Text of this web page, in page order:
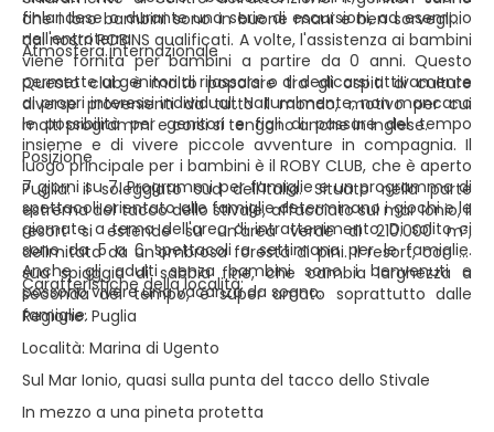
finlandese o durante una serie di escursioni, ad esempio
nell'entroterra.
che i loro bambini sono in buone mani e ben sorvegliati
dai nostri ROBINS qualificati. A volte, l'assistenza ai bambini
viene fornita per bambini a partire da 0 anni. Questo
permette ai genitori di rilassarsi o di dedicarsi attivamente
ai propri interessi individuali. Naturalmente, non mancano
le possibilità per genitori e figli di passare del tempo
insieme e di vivere piccole avventure in compagnia. Il
luogo principale per i bambini è il ROBY CLUB, che è aperto
7 giorni su 7. Programmi per famiglie e un programma di
spettacoli orientato alle famiglie determinano i giochi e le
giornate a tema dell'area di intrattenimento. Di solito ci
sono da 5 a 6 spettacoli a settimana per le famiglie.
Anche gli adulti senza bambini sono i benvenuti e
possono vivere una vacanza da sogno.
Atmosfera internazionale
Questo club è molto popolare tra gli ospiti di culture
diverse provenienti da tutto il mondo, motivo per cui
molti programmi e corsi si tengono anche in inglese.
Posizione
Puglia: il soleggiato sud dell'Italia. Situato nella parte
estrema del tacco dello stivale, affacciato sul mar Ionio, il
resort si estende su un'area verde di 210.000 m²,
delimitata da un'ombrosa foresta di pini. Il resort, con la
sua spiaggia di sabbia fine, che cambia larghezza a
seconda del tempo, è super amato soprattutto dalle
famiglie.
Caratteristiche della località:
Regione: Puglia
Località: Marina di Ugento
Sul Mar Ionio, quasi sulla punta del tacco dello Stivale
In mezzo a una pineta protetta